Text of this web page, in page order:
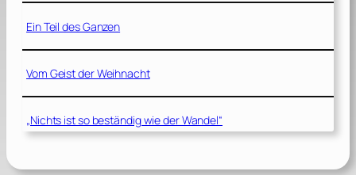
Ein Teil des Ganzen
Vom Geist der Weihnacht
„Nichts ist so beständig wie der Wandel“